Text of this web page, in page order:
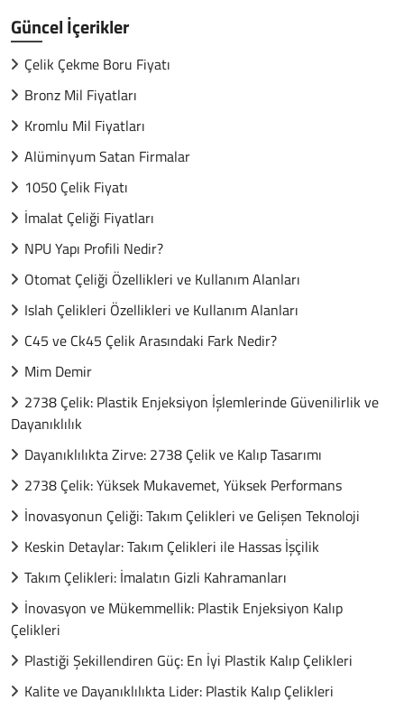
Güncel İçerikler
Çelik Çekme Boru Fiyatı
Bronz Mil Fiyatları
Kromlu Mil Fiyatları
Alüminyum Satan Firmalar
1050 Çelik Fiyatı
İmalat Çeliği Fiyatları
NPU Yapı Profili Nedir?
Otomat Çeliği Özellikleri ve Kullanım Alanları
Islah Çelikleri Özellikleri ve Kullanım Alanları
C45 ve Ck45 Çelik Arasındaki Fark Nedir?
Mim Demir
2738 Çelik: Plastik Enjeksiyon İşlemlerinde Güvenilirlik ve
Dayanıklılık
Dayanıklılıkta Zirve: 2738 Çelik ve Kalıp Tasarımı
2738 Çelik: Yüksek Mukavemet, Yüksek Performans
İnovasyonun Çeliği: Takım Çelikleri ve Gelişen Teknoloji
Keskin Detaylar: Takım Çelikleri ile Hassas İşçilik
Takım Çelikleri: İmalatın Gizli Kahramanları
İnovasyon ve Mükemmellik: Plastik Enjeksiyon Kalıp
Çelikleri
Plastiği Şekillendiren Güç: En İyi Plastik Kalıp Çelikleri
Kalite ve Dayanıklılıkta Lider: Plastik Kalıp Çelikleri